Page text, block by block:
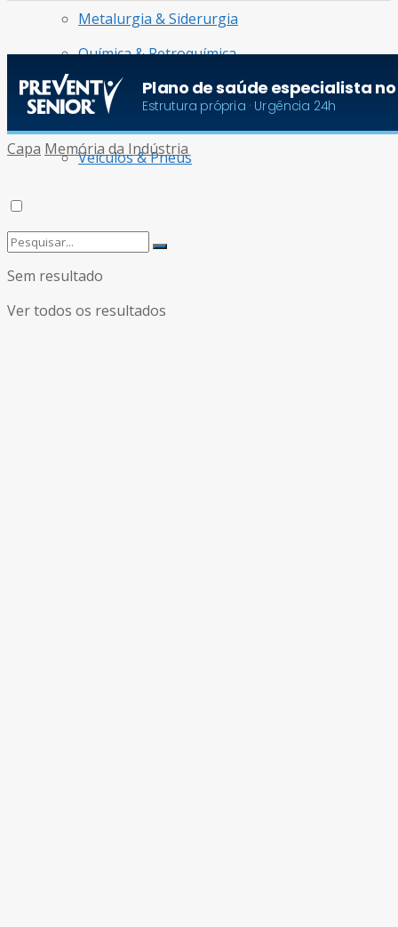
Metalurgia & Siderurgia
Química & Petroquímica
Radar de Oportunidades
Veículos & Pneus
Sem resultado
Ver todos os resultados
Capa Memória da Indústria